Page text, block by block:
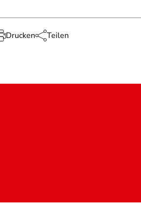
Drucken Teilen